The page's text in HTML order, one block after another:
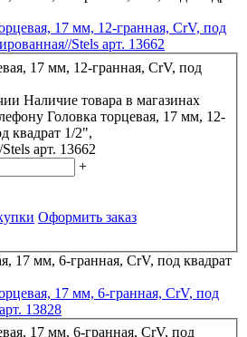
17 мм, 12-гранная, CrV, под
Stels арт. 13662
Наличие товара в магазинах
Головка торцевая, 17 мм, 12-
квадрат 1/2",
арт. 13662
+
Оформить заказ
17 мм, 6-гранная, CrV, под
13828